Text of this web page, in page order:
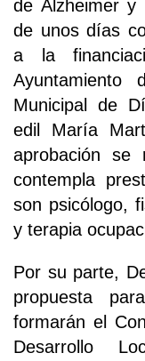
de Alzheimer y
de unos días
a la
Municipal de
edil María
aprobación se
contempla
son psicólogo,
y terapia
Por su parte,
propuesta
formarán el
Desarrollo